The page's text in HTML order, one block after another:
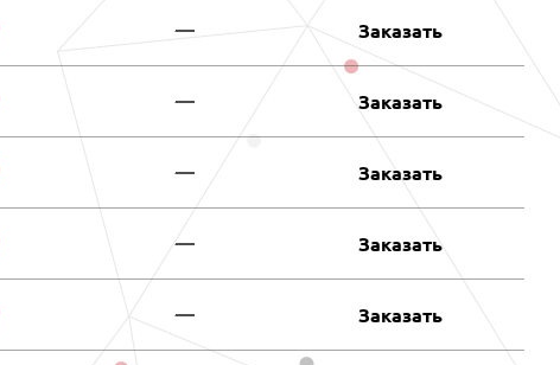
— Заказать
— Заказать
— Заказать
— Заказать
— Заказать